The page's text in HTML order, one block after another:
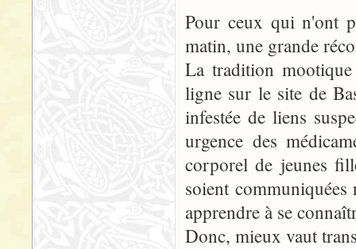
Pour ceux qui n'ont
matin, une grande
La tradition
ligne sur le site de
infestée de liens
urgence des
corporel de jeunes
soient
apprendre à se
Donc, mieux vaut